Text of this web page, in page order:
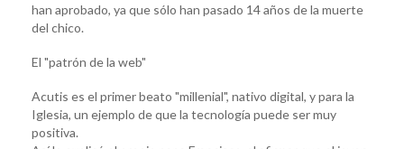
han aprobado, ya que sólo han pasado 14 años de la muerte
del chico.
El "patrón de la web"
Acutis es el primer beato "millenial", nativo digital, y para la
Iglesia, un ejemplo de que la tecnología puede ser muy
positiva.